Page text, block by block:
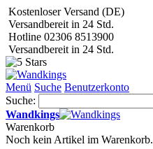
Kostenloser Versand (DE)
Versandbereit in 24 Std.
Hotline 02306 8513900
Versandbereit in 24 Std.
Menü Suche Benutzerkonto
Suche:
Wandkings
Warenkorb
Noch kein Artikel im Warenkorb.